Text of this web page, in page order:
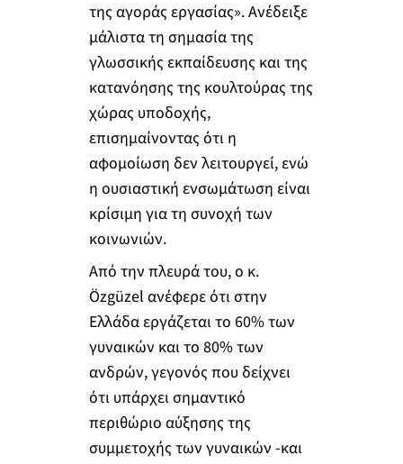
της αγοράς εργασίας». Ανέδειξε
μάλιστα τη σημασία της
γλωσσικής εκπαίδευσης και της
κατανόησης της κουλτούρας της
χώρας υποδοχής,
επισημαίνοντας ότι η
αφομοίωση δεν λειτουργεί, ενώ
η ουσιαστική ενσωμάτωση είναι
κρίσιμη για τη συνοχή των
κοινωνιών.
Από την πλευρά του, ο κ.
Özgüzel ανέφερε ότι στην
Ελλάδα εργάζεται το 60% των
γυναικών και το 80% των
ανδρών, γεγονός που δείχνει
ότι υπάρχει σημαντικό
περιθώριο αύξησης της
συμμετοχής των γυναικών -και